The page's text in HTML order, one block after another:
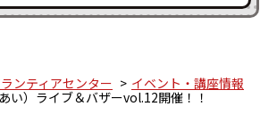
ンティアセンター
イベント・講座情報
い）ライブ＆バザーvol.12開催！！